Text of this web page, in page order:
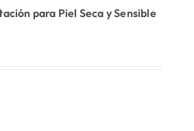
para Piel Seca y Sensible